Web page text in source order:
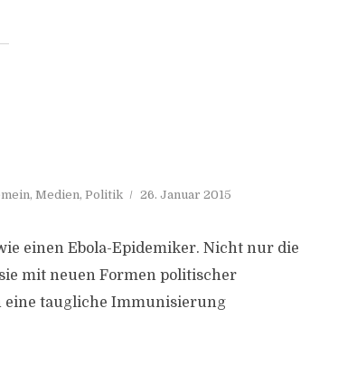
, Medien, Politik 26. Januar 2015
einen Ebola-Epidemiker. Nicht nur die
mit neuen Formen politischer
eine taugliche Immunisierung